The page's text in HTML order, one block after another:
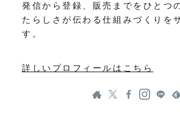
発信から登録、販売までをひとつ
たらしさが伝わる仕組みづくりを
す。
詳しいプロフィールはこちら